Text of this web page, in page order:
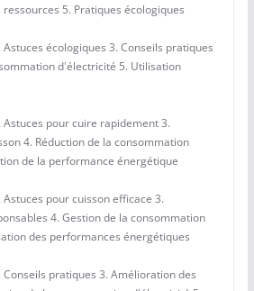
5. Pratiques écologiques
écologiques 3. Conseils pratiques
d'électricité 5. Utilisation
pour cuire rapidement 3.
4. Réduction de la consommation
de la performance énergétique
pour cuisson efficace 3.
4. Gestion de la consommation
des performances énergétiques
pratiques 3. Amélioration des